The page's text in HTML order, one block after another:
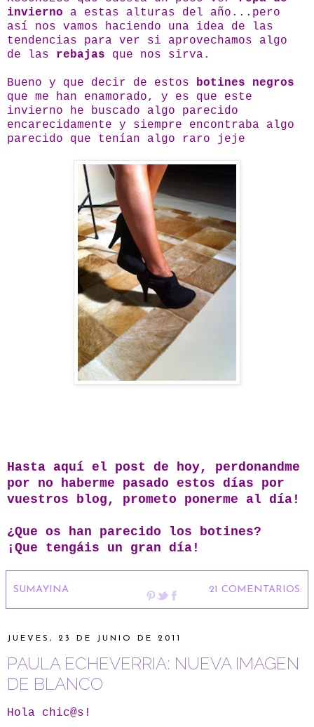
invierno a estas alturas del año...pero
así nos vamos haciendo una idea de las
tendencias para ver si aprovechamos algo
de las rebajas que nos sirva.
Bueno y que decir de estos botines negros
que me han enamorado, y es que este
invierno he buscado algo parecido
encarecidamente y siempre encontraba algo
parecido que tenían algo raro jeje
Hasta aquí el post de hoy, perdonandme
por no haberme pasado estos días por
vuestros blog, prometo ponerme al día!
¿Que os han parecido los botines?
¡Que tengáis un gran día!
SUMAYINA 21 COMENTARIOS:
JUEVES, 23 DE JUNIO DE 2011
PAULA ECHEVERRIA: NUEVA IMAGEN
DE BLANCO
Hola chic@s!